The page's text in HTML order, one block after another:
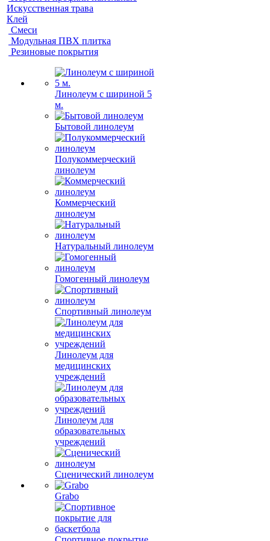
Искусственная трава
Клей
Смеси
Модульная ПВХ плитка
Резиновые покрытия
Линолеум с шириной 5
м.
Бытовой линолеум
Полукоммерческий
линолеум
Коммерческий
линолеум
Натуральный линолеум
Гомогенный линолеум
Спортивный линолеум
Линолеум для
медицинских
учреждений
Линолеум для
образовательных
учреждений
Сценический линолеум
Grabo